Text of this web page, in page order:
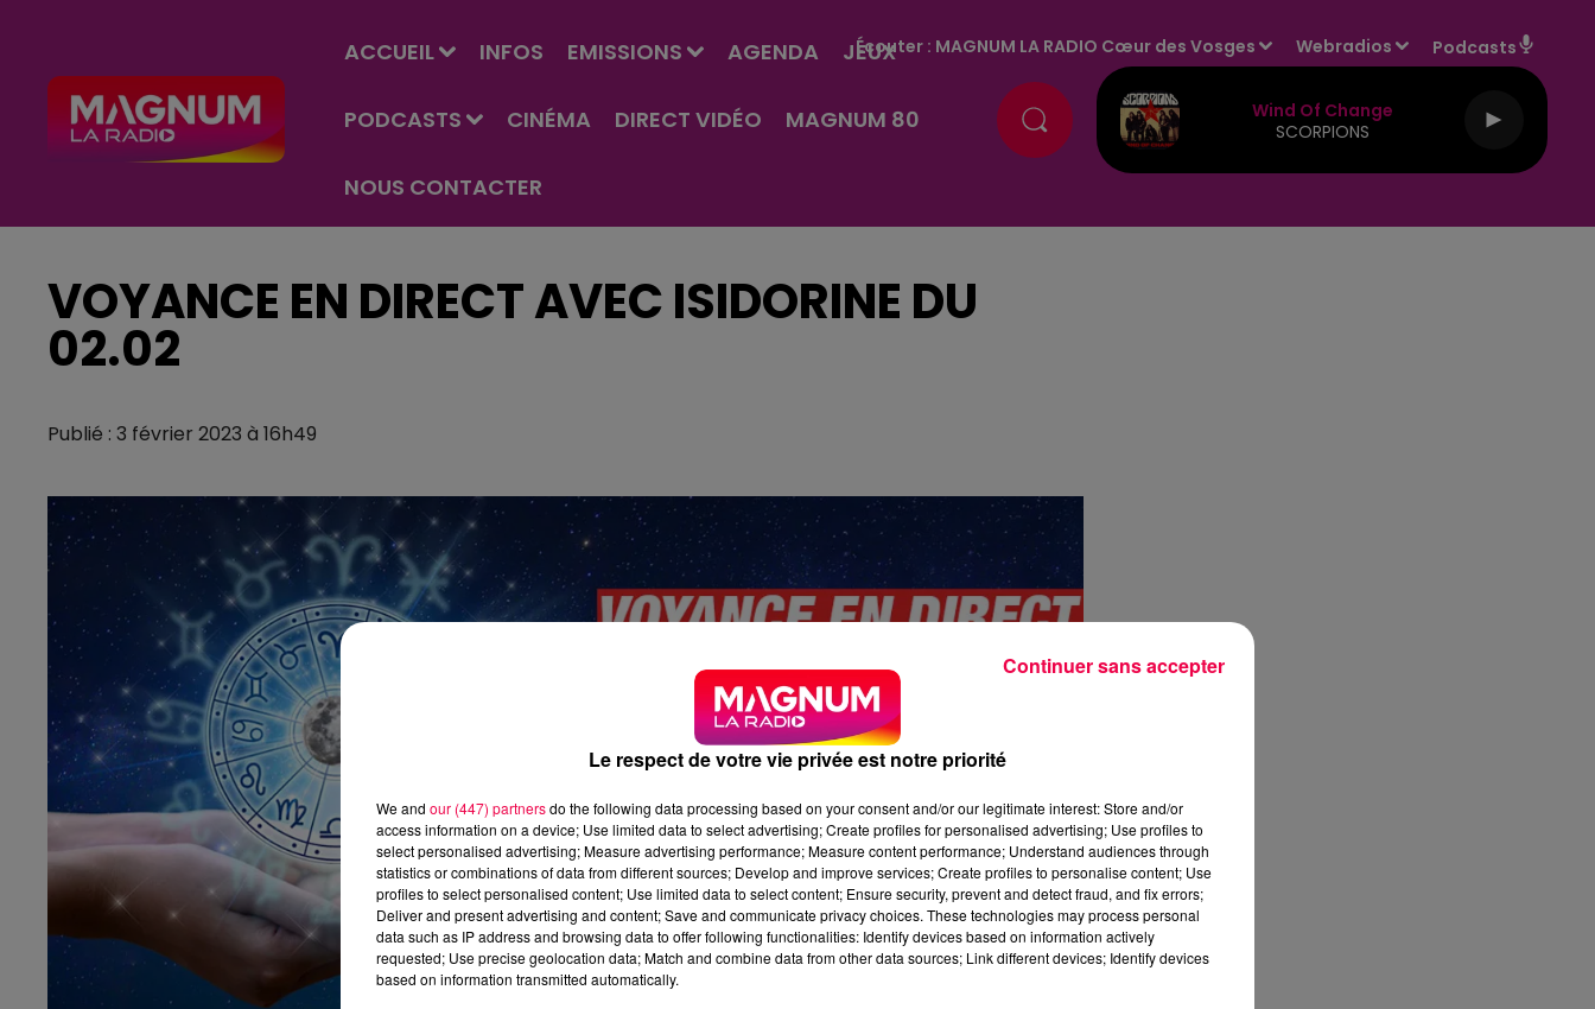
ACCUEIL INFOS EMISSIONS AGENDA JEUX
PODCASTS CINÉMA DIRECT VIDÉO MAGNUM 80
NOUS CONTACTER
Écouter : MAGNUM LA RADIO Cœur des Vosges Webradios Podcasts
Wind Of Change
SCORPIONS
VOYANCE EN DIRECT AVEC ISIDORINE DU
02.02
Publié : 3 février 2023 à 16h49
Le respect de votre vie privée est notre priorité
We and our (447) partnersdo the following data processing based on your consent and/or our legitimate interest: Store and/or
access information on a device; Use limited data to select advertising; Create profiles for personalised advertising; Use profiles to
select personalised advertising; Measure advertising performance; Measure content performance; Understand audiences through
statistics or combinations of data from different sources; Develop and improve services; Create profiles to personalise content; Use
profiles to select personalised content; Use limited data to select content; Ensure security, prevent and detect fraud, and fix errors;
Deliver and present advertising and content; Save and communicate privacy choices. These technologies may process personal
data such as IP address and browsing data to offer following functionalities: Identify devices based on information actively
requested; Use precise geolocation data; Match and combine data from other data sources; Link different devices; Identify devices
based on information transmitted automatically.
Continuer sans accepter